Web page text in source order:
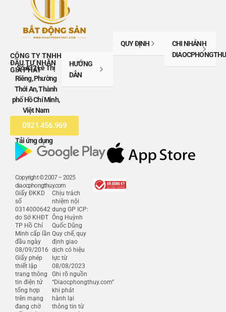
CÔNG TY TNHH
ĐẦU TƯ NHÂN
GIA PHÁT
Số 432 Lê Thị
Riêng, Phường
Thới An, Thành
phố Hồ Chí Minh,
Việt Nam
0921.456.969
HƯỚNG
DẪN
QUY ĐỊNH
CHI NHÁNH
Tải ứng dụng
Copyright © 2007 – 2025
diaocphongthuy.com
Giấy ĐKKD
số
0314000642
do Sở KHĐT
TP Hồ Chí
Minh cấp lần
đầu ngày
08/09/2016
Giấy phép
thiết lập
trang thông
tin điện tử
tổng hợp
trên mạng
đang chờ
Chịu trách
nhiệm nội
dung GP ICP:
Ông Huỳnh
Quốc Dũng
Quy chế, quy
định giao
dịch có hiệu
lực từ
08/08/2023
Ghi rõ nguồn
“Diaocphongthuy.com”
khi phát
hành lại
thông tin từ